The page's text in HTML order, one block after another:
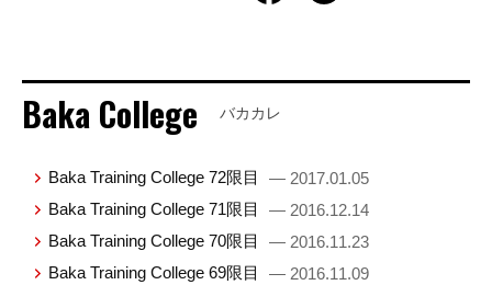
Baka College バカカレ
Baka Training College 72限目
— 2017.01.05
Baka Training College 71限目
— 2016.12.14
Baka Training College 70限目
— 2016.11.23
Baka Training College 69限目
— 2016.11.09